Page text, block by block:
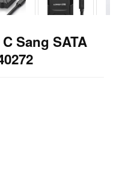
Sang SATA